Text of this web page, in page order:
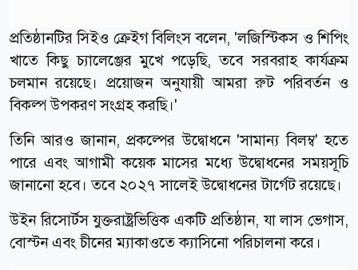
প্রতিষ্ঠানটির সিইও ক্রেইগ বিলিংস বলেন, 'লজিস্টিকস ও শিপিং
খাতে কিছু চ্যালেঞ্জের মুখে পড়েছি, তবে সরবরাহ কার্যক্রম
চলমান রয়েছে। প্রয়োজন অনুযায়ী আমরা রুট পরিবর্তন ও
বিকল্প উপকরণ সংগ্রহ করছি।'
তিনি আরও জানান, প্রকল্পের উদ্বোধনে 'সামান্য বিলম্ব' হতে
পারে এবং আগামী কয়েক মাসের মধ্যে উদ্বোধনের সময়সূচি
জানানো হবে। তবে ২০২৭ সালেই উদ্বোধনের টার্গেট রয়েছে।
উইন রিসোর্টস যুক্তরাষ্ট্রভিত্তিক একটি প্রতিষ্ঠান, যা লাস ভেগাস,
বোস্টন এবং চীনের ম্যাকাওতে ক্যাসিনো পরিচালনা করে।